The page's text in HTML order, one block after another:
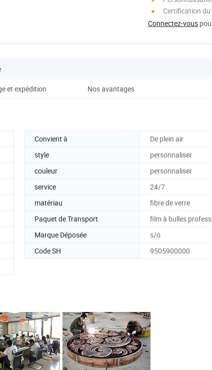
Certification
Connectez-vous
et expédition Nos avantages
Convient à
De plein air
style
personnaliser
couleur
personnaliser
service
24/7
matériau
fibre de verre
Paquet de Transport
film à bulles
Marque Déposée
s/o
Code SH
9505900000